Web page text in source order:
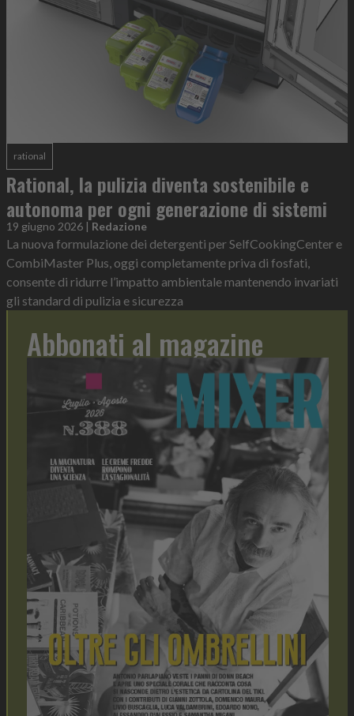
rational
Rational, la pulizia diventa sostenibile e
autonoma per ogni generazione di sistemi
19 giugno 2026 | Redazione
La nuova formulazione dei detergenti per SelfCookingCenter e
CombiMaster Plus, oggi completamente priva di fosfati,
consente di ridurre l’impatto ambientale mantenendo invariati
gli standard di pulizia e sicurezza
Abbonati al magazine